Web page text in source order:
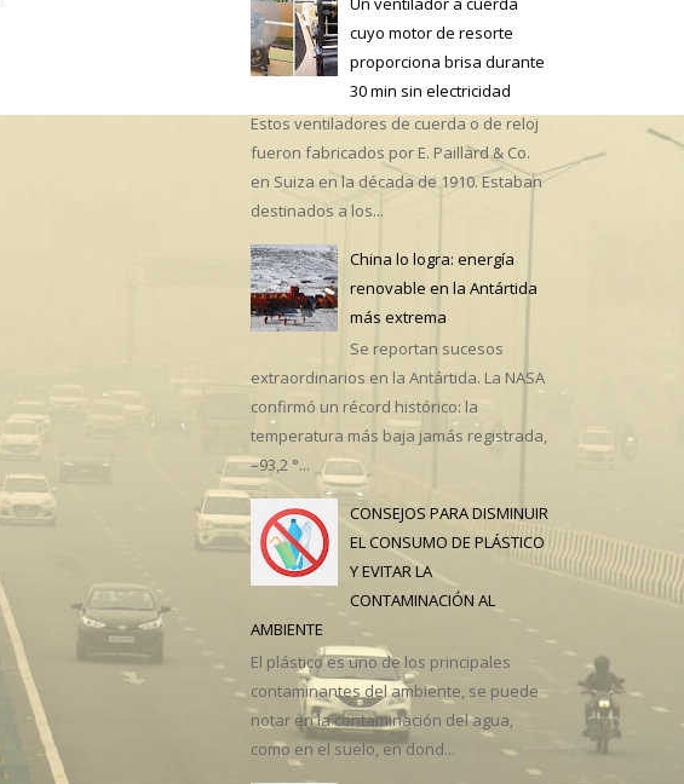
cuyo motor de resorte
proporciona brisa durante
30 min sin electricidad
Estos ventiladores de cuerda o de reloj
fueron fabricados por E. Paillard & Co.
en Suiza en la década de 1910. Estaban
destinados a los...
China lo logra: energía
renovable en la Antártida
más extrema
Se reportan sucesos
extraordinarios en la Antártida. La NASA
confirmó un récord histórico: la
temperatura más baja jamás registrada,
–93,2 °...
CONSEJOS PARA DISMINUIR
EL CONSUMO DE PLÁSTICO
Y EVITAR LA
CONTAMINACIÓN AL
AMBIENTE
El plástico es uno de los principales
contaminantes del ambiente, se puede
notar en la contaminación del agua,
como en el suelo, en dond...